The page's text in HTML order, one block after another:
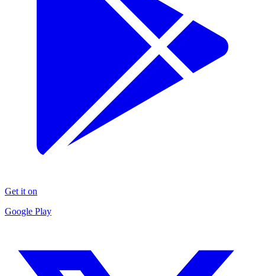
Get it on
Google Play